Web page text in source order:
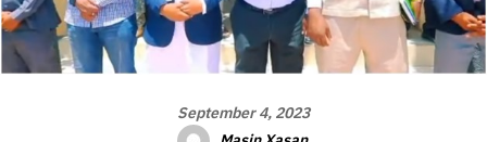
September 4, 2023